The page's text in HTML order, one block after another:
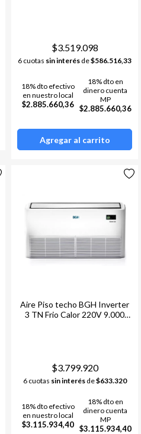
$3.519.098
6 cuotas sin interés de$586.516,33
18% dto efectivo
en nuestro local
$2.885.660,36
18% dto en
dinero cuenta
MP
$2.885.660,36
Agregar al carrito
Aire Piso techo BGH Inverter
3 TN Frio Calor 220V 9.000
$3.799.920
6 cuotas sin interésde$633.320
18% dto efectivo
en nuestro local
$3.115.934,40
18% dto en
dinero cuenta
MP
$3.115.934,40